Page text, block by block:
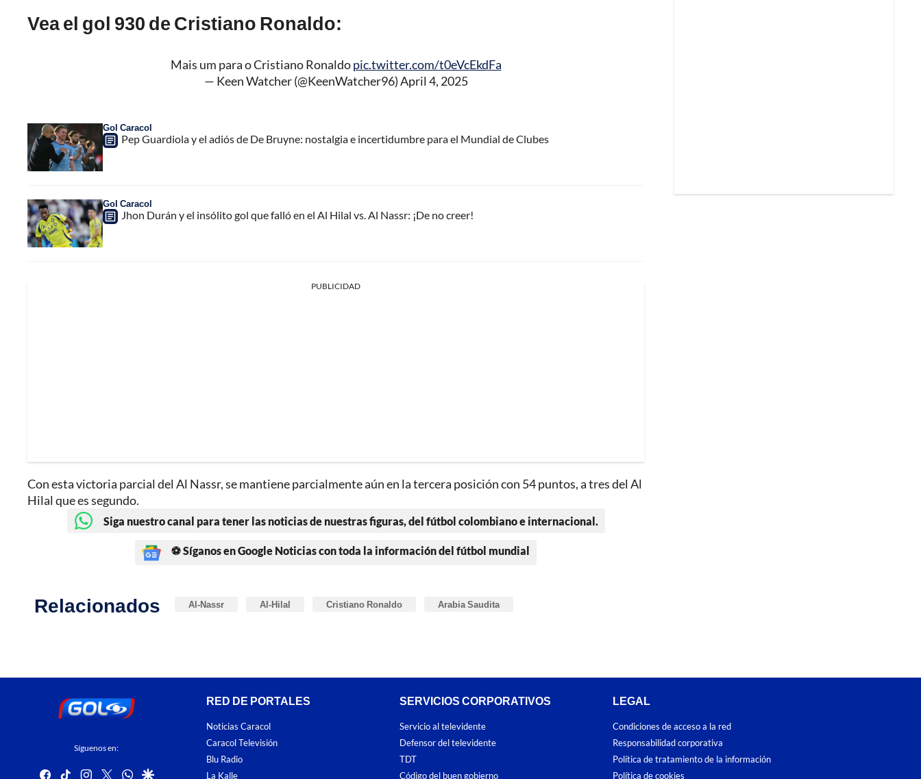
Vea el gol 930 de Cristiano Ronaldo:
Mais um para o Cristiano Ronaldopic.twitter.com/t0eVcEkdFa
— Keen Watcher (@KeenWatcher96)April 4, 2025
Gol Caracol
Pep Guardiola y el adiós de De Bruyne: nostalgia e incertidumbre para el Mundial de Clubes
Gol Caracol
Jhon Durán y el insólito gol que falló en el Al Hilal vs. Al Nassr: ¡De no creer!
PUBLICIDAD
Con esta victoria parcial del Al Nassr, se mantiene parcialmente aún en la tercera posición con 54 puntos, a tres del Al
Hilal que es segundo.
Siga nuestro canal para tener las noticias de nuestras figuras, del fútbol colombiano e internacional.
⚽ Síganos en Google Noticias con toda la información del fútbol mundial
Relacionados Al-Nassr Al-Hilal Cristiano Ronaldo Arabia Saudita
Síguenos en:
facebook
tiktokinstagram
twitterwhatsapp
google
RED DE PORTALES
Noticias Caracol
Caracol Televisión
Blu Radio
La Kalle
SERVICIOS CORPORATIVOS
Servicio al televidente
Defensor del televidente
TDT
Código del buen gobierno
LEGAL
Condiciones de acceso a la red
Responsabilidad corporativa
Política de tratamiento de la información
Política de cookies